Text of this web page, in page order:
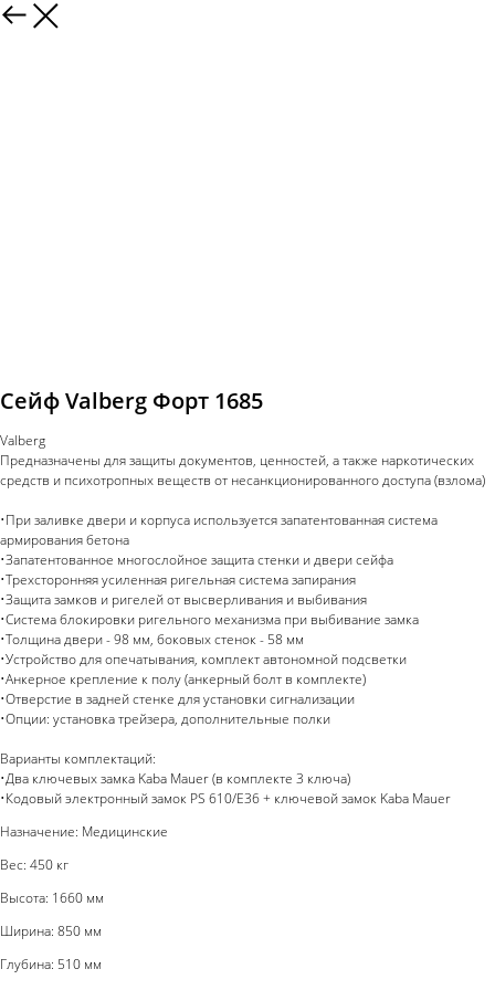
Сейф Valberg Форт 1685
Valberg
Предназначены для защиты документов, ценностей, а также наркотических
средств и психотропных веществ от несанкционированного доступа (взлома)
•При заливке двери и корпуса используется запатентованная система
армирования бетона
•Запатентованное многослойное защита стенки и двери сейфа
•Трехсторонняя усиленная ригельная система запирания
•Защита замков и ригелей от высверливания и выбивания
•Система блокировки ригельного механизма при выбивание замка
•Толщина двери - 98 мм, боковых стенок - 58 мм
•Устройство для опечатывания, комплект автономной подсветки
•Анкерное крепление к полу (анкерный болт в комплекте)
•Отверстие в задней стенке для установки сигнализации
•Опции: установка трейзера, дополнительные полки
Варианты комплектаций:
•Два ключевых замка Kaba Mauer (в комплекте 3 ключа)
•Кодовый электронный замок PS 610/E36 + ключевой замок Kaba Mauer
Назначение: Медицинские
Вес: 450 кг
Высота: 1660 мм
Ширина: 850 мм
Глубина: 510 мм